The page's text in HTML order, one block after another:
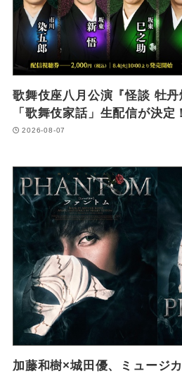
歌舞伎座八月公演『怪談 牡
「歌舞伎家話」生配信が決定！
2026-08-07
加藤和樹×城田優、ミュージ